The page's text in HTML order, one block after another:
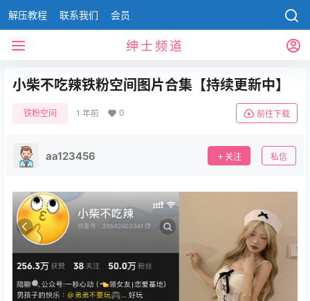
解压教程 联系我们 会员
绅士频道
小柴不吃辣铁粉空间图片合集【持续更新中】
铁粉空间 1 年前 0 前往下载
aa123456 关注 私信